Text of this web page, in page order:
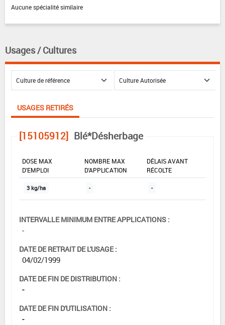
Aucune spécialité similaire
Usages / Cultures
USAGES RETIRÉS
[15105912] Blé*Désherbage
DOSE MAX
D'EMPLOI
NOMBRE MAX
D'APPLICATION
DÉLAIS AVANT
RÉCOLTE
3 kg/ha - -
INTERVALLE MINIMUM ENTRE APPLICATIONS :
-
DATE DE RETRAIT DE L'USAGE :
04/02/1999
DATE DE FIN DE DISTRIBUTION :
-
DATE DE FIN D'UTILISATION :
-